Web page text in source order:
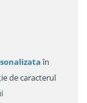
în
de caracterul